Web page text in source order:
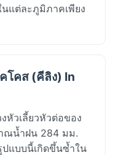
แต่ละภูมิภาคเพียง
โคส (คีลิง) In
หัวเลี้ยวหัวต่อของ
ณน้ำฝน 284 มม.
แบบนี้เกิดขึ้นซ้ำใน